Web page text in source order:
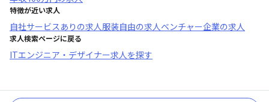
特徴が近い求人
自社サービスあり の求人服装自由の求人ベンチャー企業の求人
求人検索ページに戻る
ITエンジニア・デザイナー求人を探す